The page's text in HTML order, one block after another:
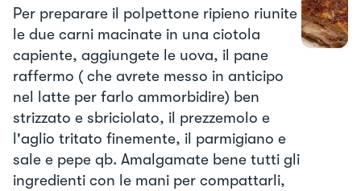
Per preparare il polpettone ripieno riunite
le due carni macinate in una ciotola
capiente, aggiungete le uova, il pane
raffermo ( che avrete messo in anticipo
nel latte per farlo ammorbidire) ben
strizzato e sbriciolato, il prezzemolo e
l'aglio tritato finemente, il parmigiano e
sale e pepe qb. Amalgamate bene tutti gli
ingredienti con le mani per compattarli,